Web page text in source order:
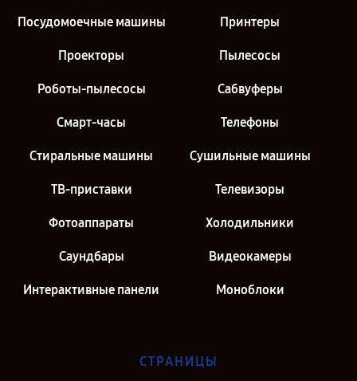
Посудомоечные машины Принтеры
Проекторы Пылесосы
Роботы-пылесосы Сабвуферы
Смарт-часы Телефоны
Стиральные машины Сушильные машины
ТВ-приставки Телевизоры
Фотоаппараты Холодильники
Саундбары Видеокамеры
Интерактивные панели Моноблоки
СТРАНИЦЫ